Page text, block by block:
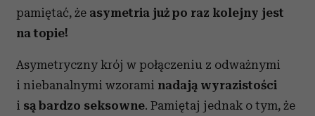
pamiętać, że asymetria już po raz kolejny jest
na topie!
Asymetryczny krój w połączeniu z odważnymi
i niebanalnymi wzorami nadają wyrazistości
i są bardzo seksowne. Pamiętaj jednak o tym, że